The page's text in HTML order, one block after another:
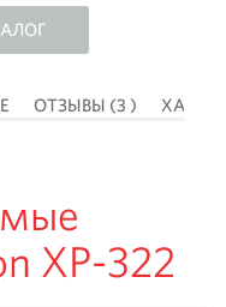
ОТЗЫВЫ (3 )
XP-322